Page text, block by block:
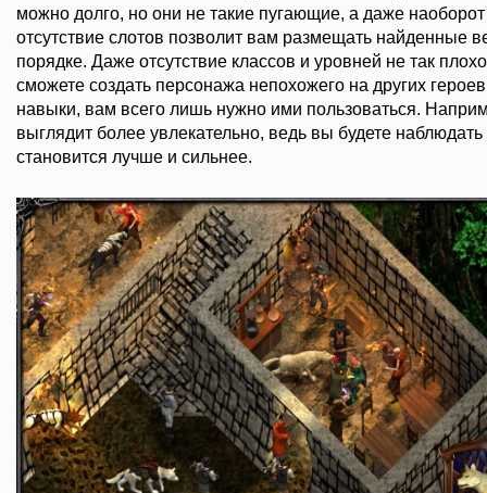
можно долго, но они не такие пугающие, а даже
отсутствие слотов позволит вам размещать найденные
порядке. Даже отсутствие классов и уровней не так
сможете создать персонажа непохожего на других
навыки, вам всего лишь нужно ими пользоваться.
выглядит более увлекательно, ведь вы будете
становится лучше и сильнее.